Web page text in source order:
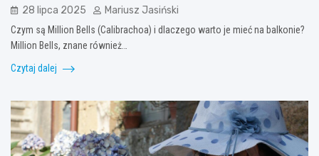
28 lipca 2025 Mariusz Jasiński
Czym są Million Bells (Calibrachoa) i dlaczego warto je mieć na balkonie?
Million Bells, znane również…
Czytaj dalej